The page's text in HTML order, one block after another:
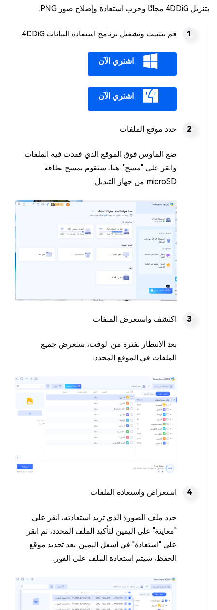
بتنزيل 4DDiG مجانًا وجرب استعادة وإصلاح صور PNG.
قم بتثبيت وتشغيل برنامج استعادة البيانات 4DDiG.
اشتري الآن
اشتري الآن
حدد موقع الملفات
ضع الماوس فوق الموقع الذي فقدت فيه الملفات
وانقر على "مسح". هنا، سنقوم بمسح بطاقة
microSD من جهاز التبديل.
اكتشف واستعرض الملفات
بعد الانتظار لفترة من الوقت، ستعرض جميع
الملفات في الموقع المحدد.
استعراض واستعادة الملفات
حدد ملف الصورة الذي تريد استعادته، انقر على
"معاينة" على اليمين لتأكيد الملف المحدد، ثم انقر
على "استعادة" في أسفل اليمين. بعد تحديد موقع
الحفظ، سيتم استعادة الملف على الفور.